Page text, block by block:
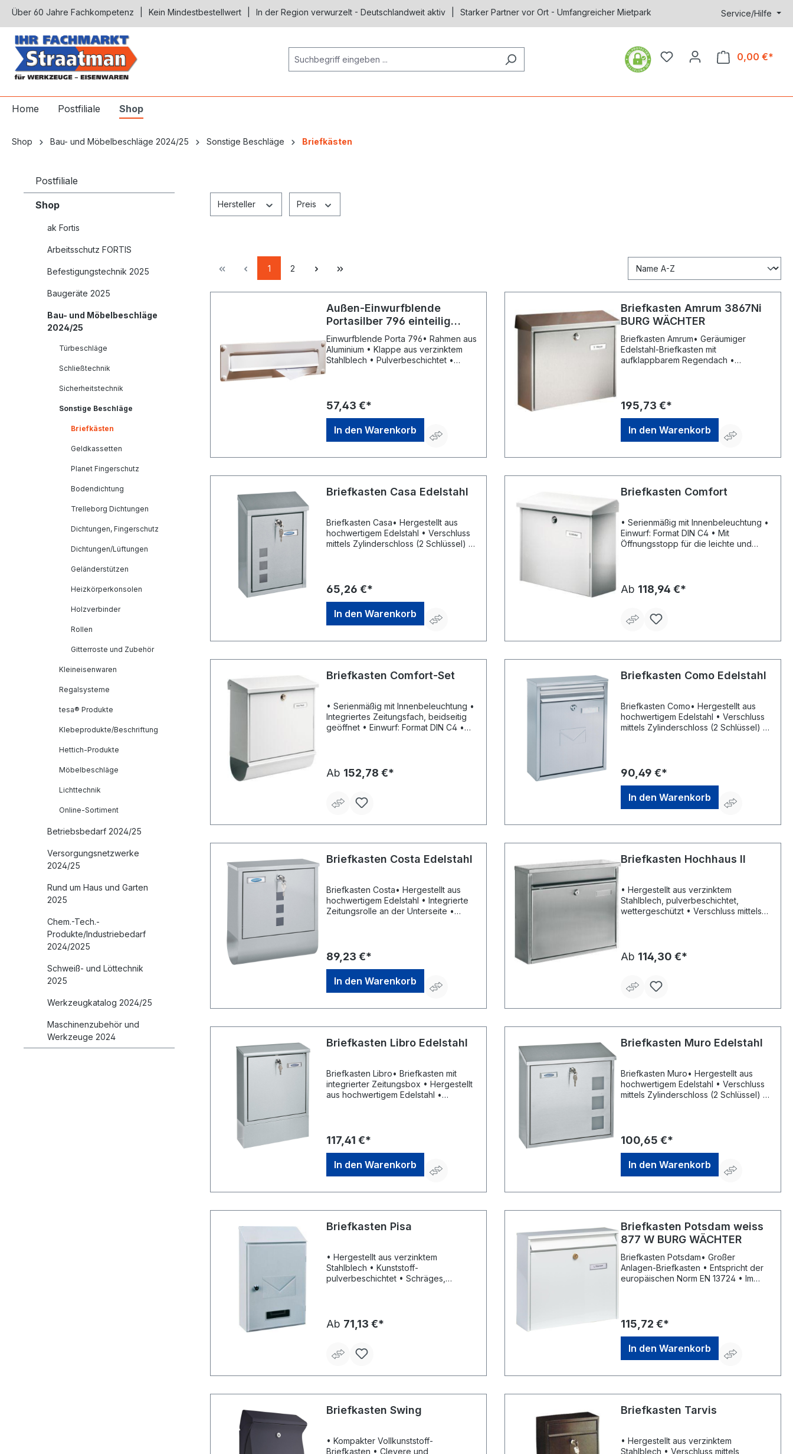
Zur Hauptnavigation springen
Über 60 Jahre Fachkompetenz Kein Mindestbestellwert In der Region verwurzelt - Deutschlandweit aktiv Starker Partner vor Ort - Umfangreicher Mietpark Service/Hilfe
0,00 €*
Home Postfiliale Shop
Shop Bau- und Möbelbeschläge 2024/25 Sonstige Beschläge Briefkästen
Postfiliale
Shop
ak Fortis
Arbeitsschutz FORTIS
Befestigungstechnik 2025
Baugeräte 2025
Bau- und Möbelbeschläge
2024/25
Türbeschläge
Schließtechnik
Sicherheitstechnik
Sonstige Beschläge
Briefkästen
Geldkassetten
Planet Fingerschutz
Bodendichtung
Trelleborg Dichtungen
Dichtungen, Fingerschutz
Dichtungen/Lüftungen
Geländerstützen
Heizkörperkonsolen
Holzverbinder
Rollen
Gitterroste und Zubehör
Kleineisenwaren
Regalsysteme
tesa® Produkte
Klebeprodukte/Beschriftung
Hettich-Produkte
Möbelbeschläge
Lichttechnik
Online-Sortiment
Betriebsbedarf 2024/25
Versorgungsnetzwerke
2024/25
Rund um Haus und Garten
2025
Chem.-Tech.-
Produkte/Industriebedarf
2024/2025
Schweiß- und Löttechnik
2025
Werkzeugkatalog 2024/25
Maschinenzubehör und
Werkzeuge 2024
Hersteller Preis
1 2
Außen-Einwurfblende
Portasilber 796 einteilig
BURG WÄCHTER
Einwurfblende Porta 796• Rahmen aus
Aluminium • Klappe aus verzinktem
Stahlblech • Pulverbeschichtet •
58300 Wetter, DE, +49233596530,
info@burg-waechter.de
57,43 €*
In den Warenkorb
Briefkasten Amrum 3867Ni
BURG WÄCHTER
Briefkasten Amrum• Geräumiger
Edelstahl-Briefkasten mit
aufklappbarem Regendach •
Schutzlack • Mit
ÖffnungsstoppHersteller: Burg
Wächter KG, Altenhofer Weg 15,
58300 Wetter, DE, +49233596530,
info@burg-waechter.de
195,73 €*
In den Warenkorb
Briefkasten Casa Edelstahl
Briefkasten Casa• Hergestellt aus
hochwertigem Edelstahl • Verschluss
mittels Zylinderschloss (2 Schlüssel) •
GmbH, Sebastianigasse, 83395
Freilassing, DE, +49293796740,
office@rottner-tresor.de
65,26 €*
In den Warenkorb
Briefkasten Comfort
• Serienmäßig mit Innenbeleuchtung •
Einwurf: Format DIN C4 • Mit
Öffnungsstopp für die leichte und
Ab 118,94 €*
Briefkasten Comfort-Set
• Serienmäßig mit Innenbeleuchtung •
Integriertes Zeitungsfach, beidseitig
geöffnet • Einwurf: Format DIN C4 •
Ab 152,78 €*
Briefkasten Como Edelstahl
Briefkasten Como• Hergestellt aus
hochwertigem Edelstahl • Verschluss
mittels Zylinderschloss (2 Schlüssel) •
Einwurfklappe vorne und hinten •
Einwurf vorn mit Klappe: 210 x 35 mm •
Einwurf hinten ohne Klappe: 230 x 20
mm • 4 Bohrungen in der
RückwandHersteller: Rottner Security
GmbH, Sebastianigasse, 83395
office@rottner-tresor.de
90,49 €*
In den Warenkorb
Briefkasten Costa Edelstahl
Briefkasten Costa• Hergestellt aus
hochwertigem Edelstahl • Integrierte
Zeitungsrolle an der Unterseite •
Türanschlag unten •
Türöffnungsstopp – für eine optimale
PostentnahmeHersteller: Rottner
Security GmbH, Sebastianigasse,
83395 Freilassing, DE, +49293796740,
office@rottner-tresor.de
89,23 €*
In den Warenkorb
Briefkasten Hochhaus II
• Hergestellt aus verzinktem
Stahlblech, pulverbeschichtet,
wettergeschützt • Verschluss mittels
Ab 114,30 €*
Briefkasten Libro Edelstahl
Briefkasten Libro• Briefkasten mit
integrierter Zeitungsbox • Hergestellt
aus hochwertigem Edelstahl •
Namensschild inklusive • Türanschlag
unten • Türöffnungsstopp •
Montagematerial inkl. • Abtropfleiste
befindet sich an der
EinwurfklappeHersteller: Rottner
Security GmbH, Sebastianigasse,
office@rottner-tresor.de
117,41 €*
In den Warenkorb
Briefkasten Muro Edelstahl
Briefkasten Muro• Hergestellt aus
hochwertigem Edelstahl • Verschluss
mittels Zylinderschloss (2 Schlüssel) •
GmbH, Sebastianigasse, 83395
Freilassing, DE, +49293796740,
office@rottner-tresor.de
100,65 €*
In den Warenkorb
Briefkasten Pisa
• Hergestellt aus verzinktem
Stahlblech • Kunststoff-
pulverbeschichtet • Schräges,
Namensschildhalterung • Einwurf: 205
x 30 mm
Ab 71,13 €*
Briefkasten Potsdam weiss
877 W BURG WÄCHTER
Briefkasten Potsdam• Großer
Anlagen-Briefkasten • Entspricht der
europäischen Norm EN 13724 • Im
Burg Wächter KG, Altenhofer Weg 15,
58300 Wetter, DE, +49233596530,
info@burg-waechter.de
115,72 €*
In den Warenkorb
Briefkasten Swing
• Kompakter Vollkunststoff-
Briefkasten • Clevere und
Briefkasten Tarvis
• Hergestellt aus verzinktem
Stahlblech • Verschluss mittels